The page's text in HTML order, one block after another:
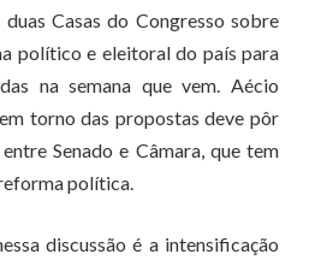
Casas do Congresso sobre
político e eleitoral do país para
na semana que vem. Aécio
torno das propostas deve pôr
Senado e Câmara, que tem
política.
discussão é a intensificação